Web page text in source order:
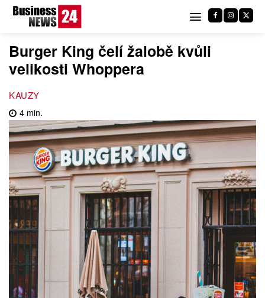
Burger King čelí žalobě kvůli
velikosti Whoppera
KAUZY
4 min.